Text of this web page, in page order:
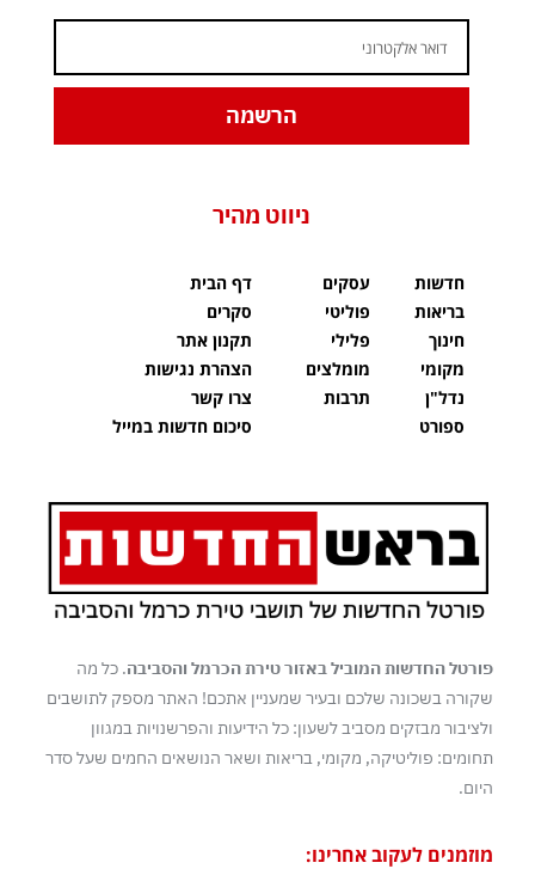
הרשמה
ניווט מהיר
חדשות
בריאות
חינוך
מקומי
נדל"ן
ספורט
עסקים
פוליטי
פלילי
מומלצים
תרבות
דף הבית
סקרים
תקנון אתר
הצהרת נגישות
צרו קשר
סיכום חדשות במייל
פורטל החדשות המוביל באזור טירת הכרמל והסביבה. כל מה
שקורה בשכונה שלכם ובעיר שמעניין אתכם! האתר מספק לתושבים
ולציבור מבזקים מסביב לשעון: כל הידיעות והפרשנויות במגוון
תחומים: פוליטיקה, מקומי, בריאות ושאר הנושאים החמים שעל סדר
היום.
מוזמנים לעקוב אחרינו: